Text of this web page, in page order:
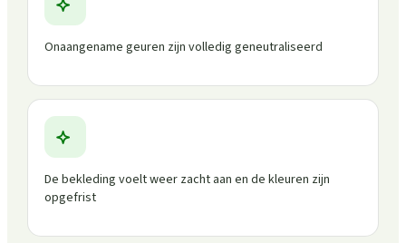
Onaangename geuren zijn volledig geneutraliseerd
De bekleding voelt weer zacht aan en de kleuren zijn
opgefrist